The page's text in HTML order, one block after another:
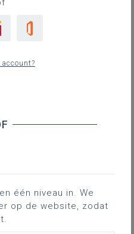
met
met inspirerend
hout.
account?
één niveau in. We
op de website, zodat